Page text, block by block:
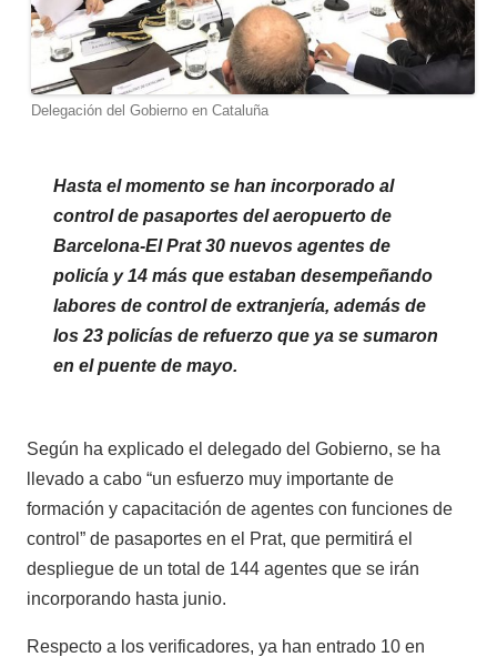
Delegación del Gobierno en Cataluña
Hasta el momento se han incorporado al
control de pasaportes del aeropuerto de
Barcelona-El Prat 30 nuevos agentes de
policía y 14 más que estaban desempeñando
labores de control de extranjería, además de
los 23 policías de refuerzo que ya se sumaron
en el puente de mayo.
Según ha explicado el delegado del Gobierno, se ha
llevado a cabo “un esfuerzo muy importante de
formación y capacitación de agentes con funciones de
control” de pasaportes en el Prat, que permitirá el
despliegue de un total de 144 agentes que se irán
incorporando hasta junio.
Respecto a los verificadores, ya han entrado 10 en